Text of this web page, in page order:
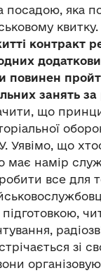
посадою, яка
контракт
повинен
занять за
що
Уявімо, що
має намір
все для
зі